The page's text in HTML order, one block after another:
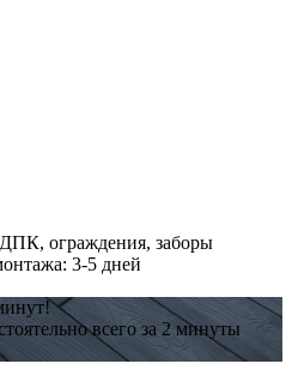
ограждения, заборы
3-5 дней
всего за 2 минуты